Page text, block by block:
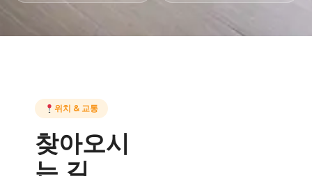
위치 & 교통
찾아오시